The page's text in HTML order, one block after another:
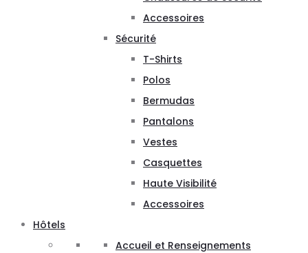
Accessoires
Sécurité
T-Shirts
Polos
Bermudas
Pantalons
Vestes
Casquettes
Haute Visibilité
Accessoires
Hôtels
Accueil et Renseignements